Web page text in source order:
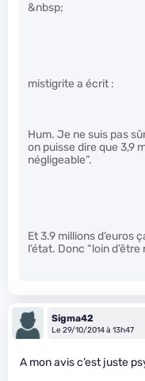
&nbsp;
mistigrite a écrit :
Hum. Je ne suis pas
on puisse dire que 3,9
négligeable”.
Et 3.9 millions d’euros
l’état. Donc “loin
Sigma42
Le 29/10/2014 à 13h47
A mon avis c’est juste